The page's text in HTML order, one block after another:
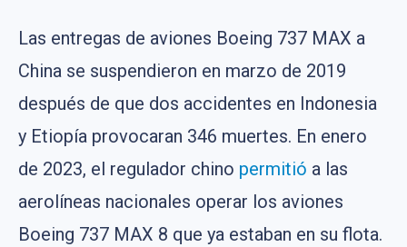
Las entregas de aviones Boeing 737 MAX a
China se suspendieron en marzo de 2019
después de que dos accidentes en Indonesia
y Etiopía provocaran 346 muertes. En enero
de 2023, el regulador chino permitió a las
aerolíneas nacionales operar los aviones
Boeing 737 MAX 8 que ya estaban en su flota.